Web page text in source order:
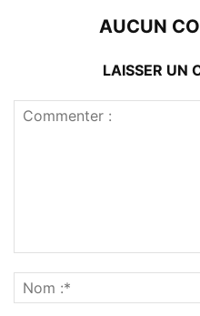
AUCUN
LAISSER UN